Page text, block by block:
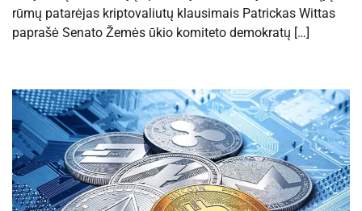
rūmų patarėjas kriptovaliutų klausimais Patrickas Wittas
paprašė Senato Žemės ūkio komiteto demokratų […]